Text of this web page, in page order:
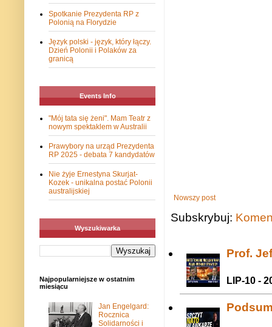
Nowszy post
Subskrybuj:
Prof.
LIP-10 -
Spotkanie Prezydenta RP z
Polonią na Florydzie
Język polski - język, który łączy.
Dzień Polonii i Polaków za
granicą
Events Info
"Mój tata się żeni". Mam Teatr z
nowym spektaklem w Australii
Prawybory na urząd Prezydenta
RP 2025 - debata 7 kandydatów
Nie żyje Ernestyna Skurjat-
Kozek - unikalna postać Polonii
australijskiej
Wyszukiwarka
Najpopularniejsze w ostatnim
miesiącu
Jan Engelgard:
Rocznica
Solidarności i